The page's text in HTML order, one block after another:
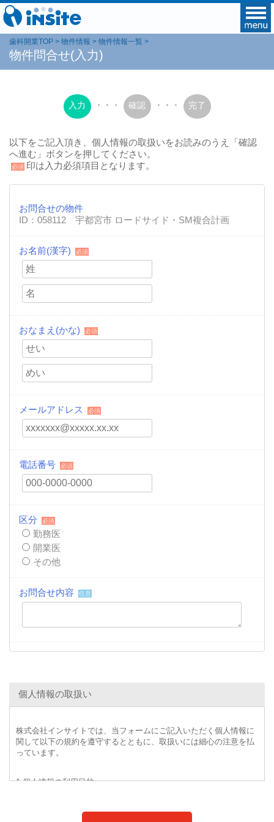
歯科開業TOP 物件情報 物件情報一覧
物件問合せ(入力)
入力 ・・・ 確認 ・・・ 完了
以下をご記入頂き、個人情報の取扱いをお読みのうえ「確認
へ進む」ボタンを押してください。
必須 印は入力必須項目となります。
お問合せの物件
ID：058112 宇都宮市 ロードサイド・SM複合計画
お名前(漢字) 必須
おなまえ(かな) 必須
メールアドレス 必須
電話番号 必須
区分 必須
勤務医
開業医
その他
お問合せ内容 任意
個人情報の取扱い
株式会社インサイトでは、当フォームにご記入いただく個人情報に
関して以下の規約を遵守するとともに、取扱いには細心の注意を払
っています。
1.個人情報の利用目的